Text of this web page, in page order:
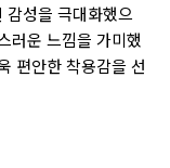
감성을 극대화했으
러운 느낌을 가미했
편안한 착용감을 선